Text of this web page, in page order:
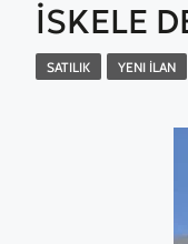
İSKELE
SATILIK YENI İLAN